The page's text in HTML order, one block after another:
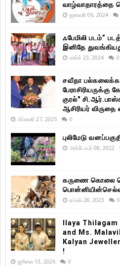
வாழ்வாதாரத்தை
ஜனவரி 06, 2024
ஃபேமிலி படம்”
இனிதே
மார்ச் 23, 2024 0
சவீதா
பேராசிரியருக்கு
குரல்"
ஆசிரியர்
பிப்ரவரி 27, 2025 0
புலிமேடு
அக்டோபர் 08, 2022
கருணை கொலை
ஏப்ரல் 28, 2023 0
Ilaya
and Ms.
Kalyan
!
ஜூலை 13, 2026 0